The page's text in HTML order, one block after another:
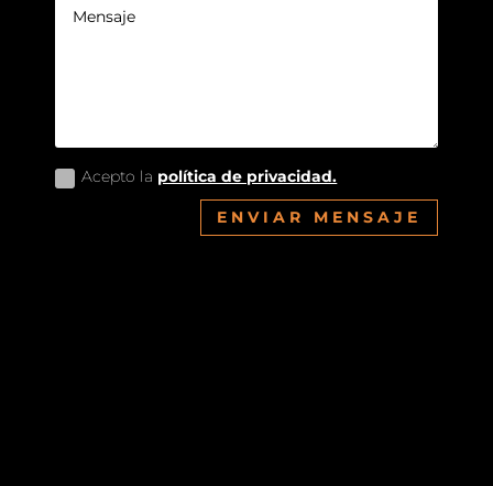
Acepto la política de privacidad.
ENVIAR MENSAJE